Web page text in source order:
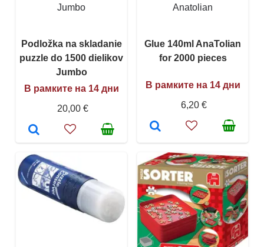
Jumbo
Podložka na skladanie
puzzle do 1500 dielikov
Jumbo
В рамките на 14 дни
20,00 €
Anatolian
Glue 140ml AnaTolian
for 2000 pieces
В рамките на 14 дни
6,20 €